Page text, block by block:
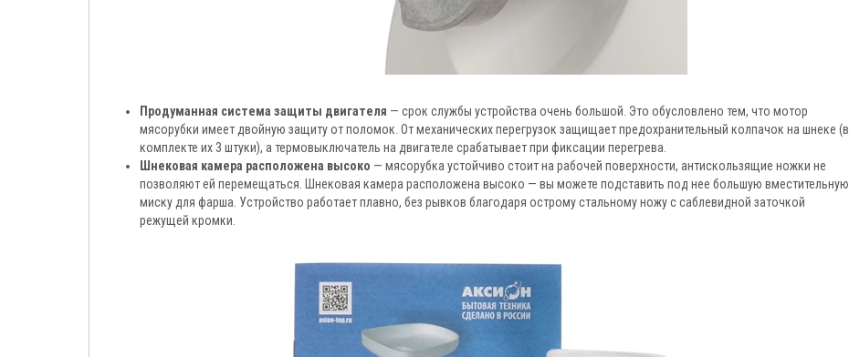
Продуманная система защиты двигателя — срок службы устройства очень большой. Это обусловлено тем, что мотор
мясорубки имеет двойную защиту от поломок. От механических перегрузок защищает предохранительный колпачок на шнеке (в
комплекте их 3 штуки), а термовыключатель на двигателе срабатывает при фиксации перегрева.
Шнековая камера расположена высоко — мясорубка устойчиво стоит на рабочей поверхности, антискользящие ножки не
позволяют ей перемещаться. Шнековая камера расположена высоко — вы можете подставить под нее большую вместительную
миску для фарша. Устройство работает плавно, без рывков благодаря острому стальному ножу с саблевидной заточкой
режущей кромки.